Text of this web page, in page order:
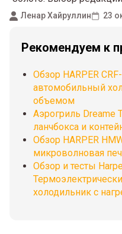
Ленар Хайруллин 23
Рекомендуем к
Обзор HARPER
автомобильный
объемом
Аэрогриль Dreame
ланчбокса и
Обзор HARPER
микроволновая
Обзор и тесты
холодильник с